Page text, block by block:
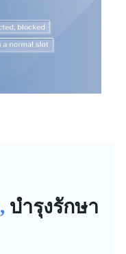
บำรุงรักษา